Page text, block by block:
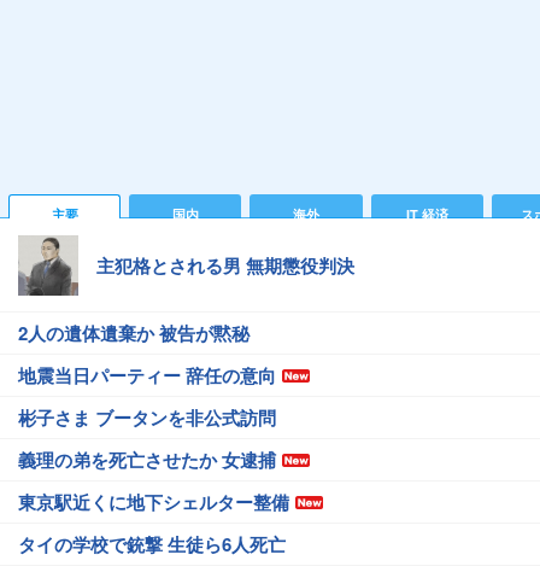
主要 国内 海外 IT 経済 ス
主犯格とされる男 無期懲役判決
2人の遺体遺棄か 被告が黙秘
地震当日パーティー 辞任の意向
彬子さま ブータンを非公式訪問
義理の弟を死亡させたか 女逮捕
東京駅近くに地下シェルター整備
タイの学校で銃撃 生徒ら6人死亡